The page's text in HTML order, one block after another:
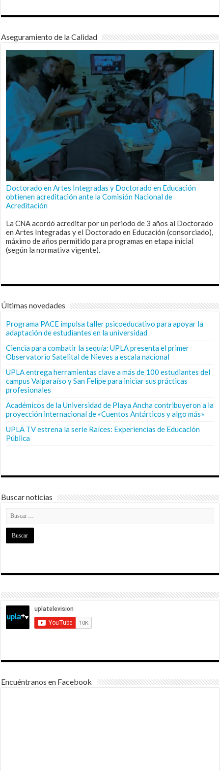
Aseguramiento de la Calidad
Doctorado en Artes Integradas y Doctorado en Educación
obtienen acreditación ante la Comisión Nacional de
Acreditación
La CNA acordó acreditar por un periodo de 3 años al Doctorado
en Artes Integradas y el Doctorado en Educación (consorciado),
máximo de años permitido para programas en etapa inicial
(según la normativa vigente).
Últimas novedades
Programa PACE impulsa taller psicoeducativo para apoyar la
adaptación de estudiantes en la universidad
Ciencia para combatir la sequía: UPLA presenta el primer
Observatorio Satelital de Nieves a escala nacional
UPLA entrega herramientas clave a más de 100 estudiantes del
campus Valparaíso y San Felipe para iniciar sus prácticas
profesionales
Académicos de la Universidad de Playa Ancha contribuyeron a la
proyección internacional de «Cuentos Antárticos y algo más»
UPLA TV estrena la serie Raíces: Experiencias de Educación
Pública
Buscar noticias
Encuéntranos en Facebook